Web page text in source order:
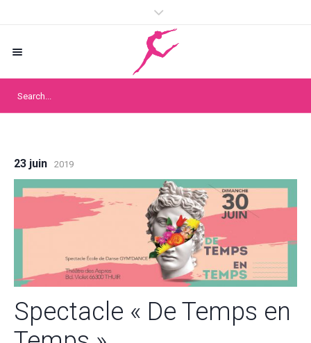
23 juin 2019
Spectacle « De Temps en